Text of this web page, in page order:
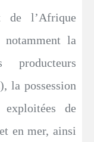
de l’Afrique
notamment la
producteurs
la possession
de
en mer, ainsi